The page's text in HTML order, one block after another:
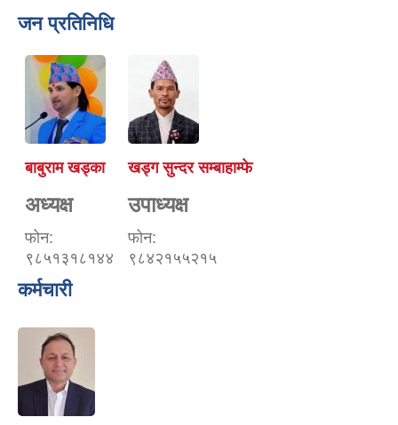
जन प्रतिनिधि
बाबुराम खड्का
अध्यक्ष
फोन:
९८५१३१८१४४
खड्ग सुन्दर सम्बाहाम्फे
उपाध्यक्ष
फोन:
९८४२१५५२१५
कर्मचारी